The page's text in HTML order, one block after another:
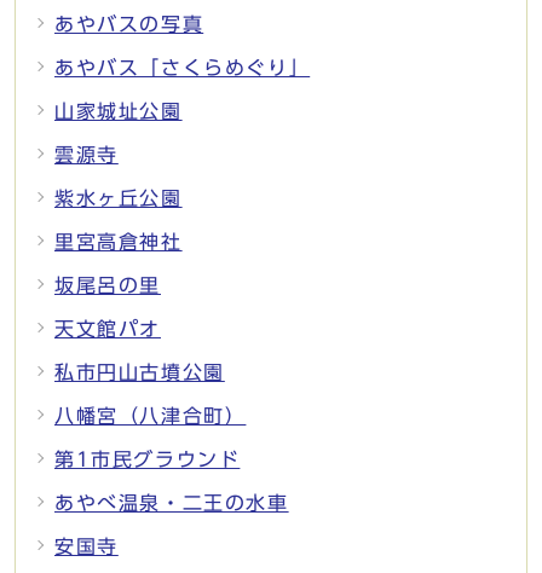
あやバスの写真
あやバス「さくらめぐり」
山家城址公園
雲源寺
紫水ヶ丘公園
里宮高倉神社
坂尾呂の里
天文館パオ
私市円山古墳公園
八幡宮（八津合町）
第1市民グラウンド
あやべ温泉・二王の水車
安国寺